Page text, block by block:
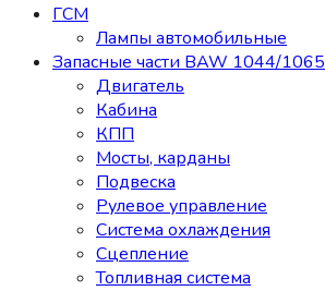
ГСМ
Лампы автомобильные
Запасные части BAW 1044/1065
Двигатель
Кабина
КПП
Мосты, карданы
Подвеска
Рулевое управление
Система охлаждения
Сцепление
Топливная система